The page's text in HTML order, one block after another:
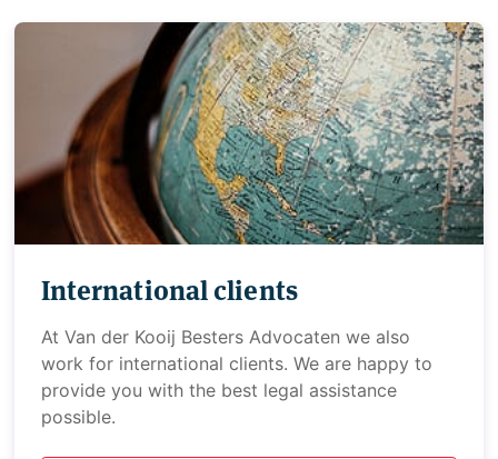
International clients
At Van der Kooij Besters Advocaten we also
work for international clients. We are happy to
provide you with the best legal assistance
possible.